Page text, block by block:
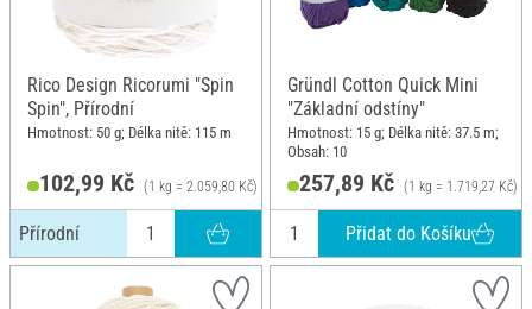
Rico Design Ricorumi "Spin
Spin", Přírodní
Hmotnost: 50 g; Délka nitě: 115 m
102,99 Kč (1 kg = 2.059,80 Kč)
Přírodní
Gründl Cotton Quick Mini
"Základní odstíny"
Hmotnost: 15 g; Délka nitě: 37.5 m;
Obsah: 10
257,89 Kč (1 kg = 1.719,27 Kč)
Přidat do Košíku